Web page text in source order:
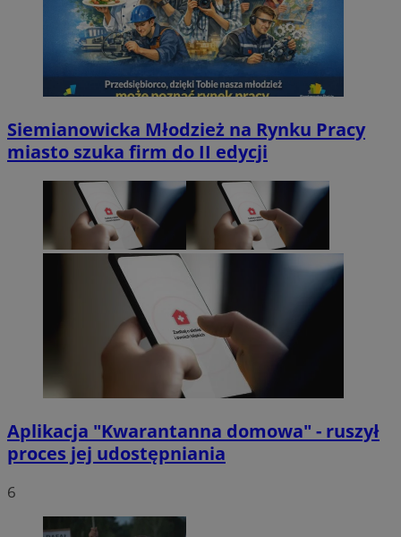
Siemianowicka Młodzież na Rynku Pracy
miasto szuka firm do II edycji
Aplikacja "Kwarantanna domowa" - ruszył
proces jej udostępniania
6